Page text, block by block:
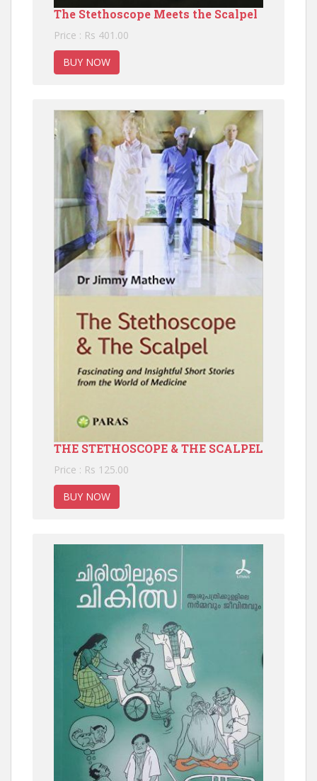
The Stethoscope Meets the Scalpel
Price : Rs 401.00
BUY NOW
THE STETHOSCOPE & THE SCALPEL
Price : Rs 125.00
BUY NOW